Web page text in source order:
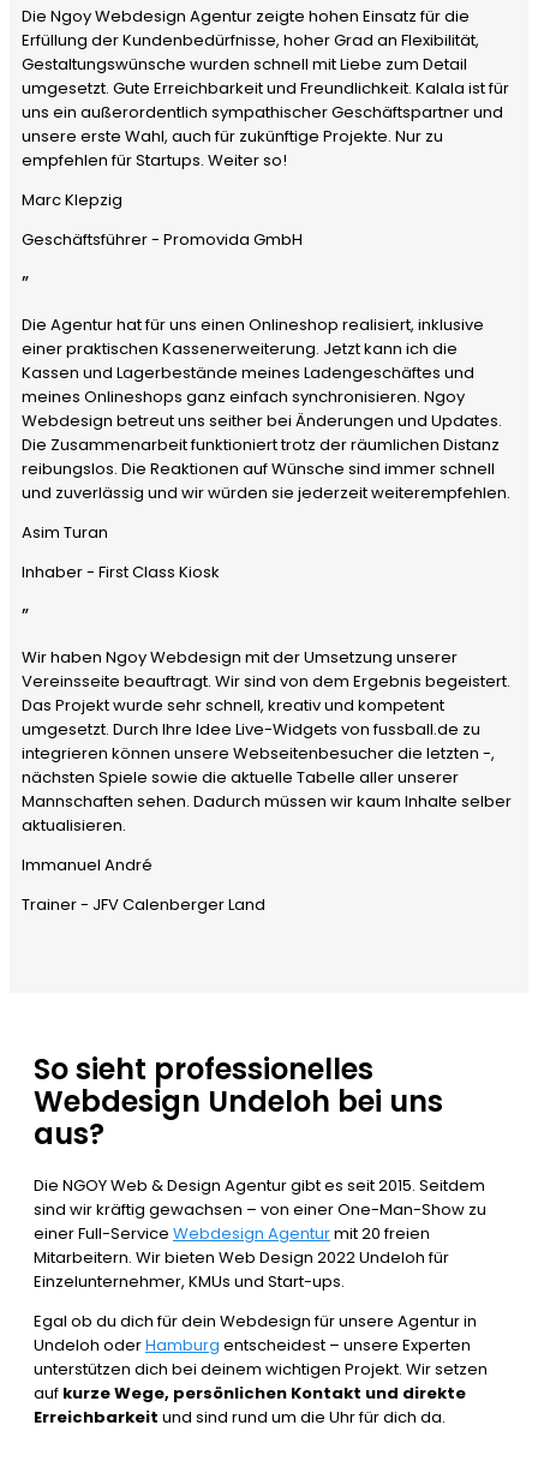
Die Ngoy Webdesign Agentur zeigte hohen Einsatz für die
Erfüllung der Kundenbedürfnisse, hoher Grad an Flexibilität,
Gestaltungswünsche wurden schnell mit Liebe zum Detail
umgesetzt. Gute Erreichbarkeit und Freundlichkeit. Kalala ist für
uns ein außerordentlich sympathischer Geschäftspartner und
unsere erste Wahl, auch für zukünftige Projekte. Nur zu
empfehlen für Startups. Weiter so!
Marc Klepzig
Geschäftsführer - Promovida GmbH
”
Die Agentur hat für uns einen Onlineshop realisiert, inklusive
einer praktischen Kassenerweiterung. Jetzt kann ich die
Kassen und Lagerbestände meines Ladengeschäftes und
meines Onlineshops ganz einfach synchronisieren. Ngoy
Webdesign betreut uns seither bei Änderungen und Updates.
Die Zusammenarbeit funktioniert trotz der räumlichen Distanz
reibungslos. Die Reaktionen auf Wünsche sind immer schnell
und zuverlässig und wir würden sie jederzeit weiterempfehlen.
Asim Turan
Inhaber - First Class Kiosk
”
Wir haben Ngoy Webdesign mit der Umsetzung unserer
Vereinsseite beauftragt. Wir sind von dem Ergebnis begeistert.
Das Projekt wurde sehr schnell, kreativ und kompetent
umgesetzt. Durch Ihre Idee Live-Widgets von fussball.de zu
integrieren können unsere Webseitenbesucher die letzten -,
nächsten Spiele sowie die aktuelle Tabelle aller unserer
Mannschaften sehen. Dadurch müssen wir kaum Inhalte selber
aktualisieren.
Immanuel André
Trainer - JFV Calenberger Land
So sieht professionelles
Webdesign Undeloh bei uns
aus?
Die NGOY Web & Design Agentur gibt es seit 2015. Seitdem
sind wir kräftig gewachsen – von einer One-Man-Show zu
einer Full-Service Webdesign Agenturmit 20 freien
Mitarbeitern. Wir bieten Web Design 2022 Undeloh für
Einzelunternehmer, KMUs und Start-ups.
Egal ob du dich für dein Webdesign für unsere Agentur in
Undeloh oderHamburg entscheidest – unsere Experten
unterstützen dich bei deinem wichtigen Projekt. Wir setzen
auf kurze Wege, persönlichen Kontakt und direkte
Erreichbarkeit und sind rund um die Uhr für dich da.